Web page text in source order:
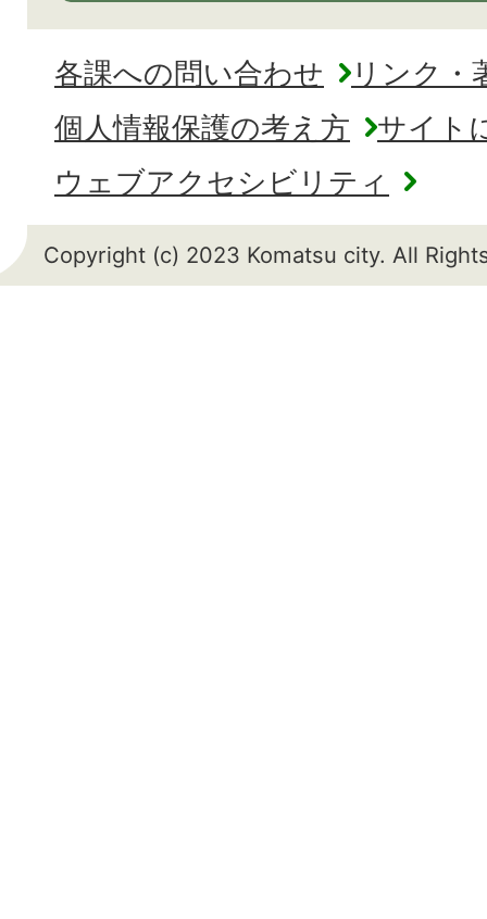
各課への問い合わせ
リンク・
個人情報保護の考え方
サイト
ウェブアクセシビリティ
Copyright (c) 2023 Komatsu city. All